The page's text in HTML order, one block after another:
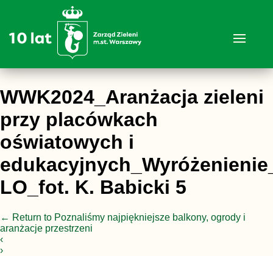
WWK2024_Aranżacja zieleni
przy placówkach
oświatowych i
LO_fot. K. Babicki 5
← Return to Poznaliśmy najpiękniejsze balkony, ogrody i
aranżacje przestrzeni
‹
›